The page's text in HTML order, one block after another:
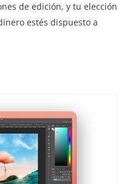
de edición, y tu elección
estés dispuesto a